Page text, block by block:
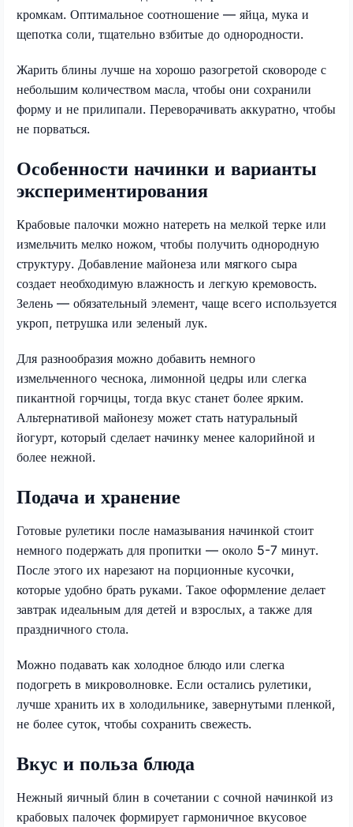
кромкам. Оптимальное соотношение — яйца, мука и
щепотка соли, тщательно взбитые до однородности.
Жарить блины лучше на хорошо разогретой сковороде с
небольшим количеством масла, чтобы они сохранили
форму и не прилипали. Переворачивать аккуратно, чтобы
не порваться.
Особенности начинки и варианты
экспериментирования
Крабовые палочки можно натереть на мелкой терке или
измельчить мелко ножом, чтобы получить однородную
структуру. Добавление майонеза или мягкого сыра
создает необходимую влажность и легкую кремовость.
Зелень — обязательный элемент, чаще всего используется
укроп, петрушка или зеленый лук.
Для разнообразия можно добавить немного
измельченного чеснока, лимонной цедры или слегка
пикантной горчицы, тогда вкус станет более ярким.
Альтернативой майонезу может стать натуральный
йогурт, который сделает начинку менее калорийной и
более нежной.
Подача и хранение
Готовые рулетики после намазывания начинкой стоит
немного подержать для пропитки — около 5-7 минут.
После этого их нарезают на порционные кусочки,
которые удобно брать руками. Такое оформление делает
завтрак идеальным для детей и взрослых, а также для
праздничного стола.
Можно подавать как холодное блюдо или слегка
подогреть в микроволновке. Если остались рулетики,
лучше хранить их в холодильнике, завернутыми пленкой,
не более суток, чтобы сохранить свежесть.
Вкус и польза блюда
Нежный яичный блин в сочетании с сочной начинкой из
крабовых палочек формирует гармоничное вкусовое